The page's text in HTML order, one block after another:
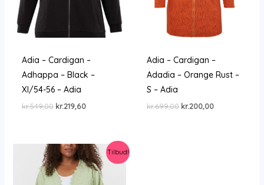
Adia – Cardigan –
Adhappa – Black –
Xl/54-56 – Adia
kr.549,00 Den
kr.549,00.
kr.219,60Den
kr.219,60.
Adia – Cardigan –
Adadia – Orange Rust –
S – Adia
kr.699,00 Den
kr.200,00Den
Tilbud!